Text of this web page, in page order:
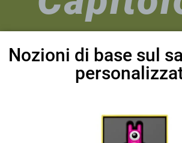
Nozioni di base sul